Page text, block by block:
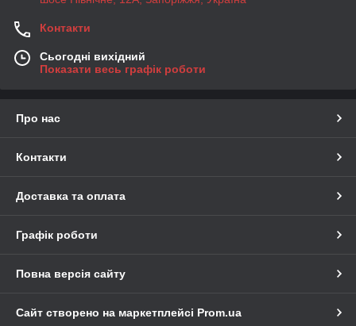
Контакти
Сьогодні вихідний
Показати весь графік роботи
Про нас
Контакти
Доставка та оплата
Графік роботи
Повна версія сайту
Сайт створено на маркетплейсі Prom.ua